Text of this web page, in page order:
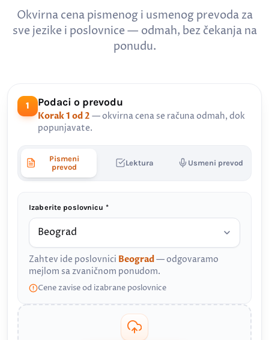
Okvirna cena pismenog i usmenog prevoda za
sve jezike i poslovnice — odmah, bez čekanja na
ponudu.
1 Podaci o prevodu
Korak 1 od 2 — okvirna cena se računa odmah, dok
popunjavate.
Pismeni
prevod
Lektura Usmeni prevod
Izaberite poslovnicu *
Zahtev ide poslovnici Beograd— odgovaramo
mejlom sa zvaničnom ponudom.
Cene zavise od izabrane poslovnice